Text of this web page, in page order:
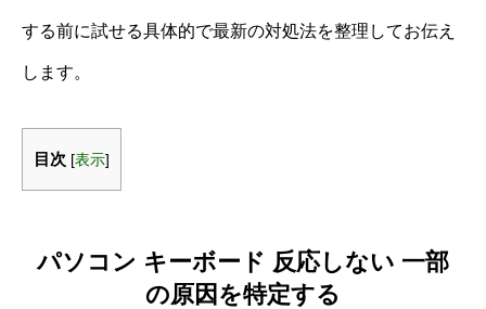
する前に試せる具体的で最新の対処法を整理してお伝え
します。
目次 [表示]
パソコン キーボード 反応しない 一部
の原因を特定する